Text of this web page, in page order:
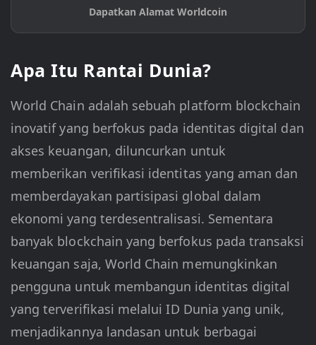
Dapatkan Alamat Worldcoin
Apa Itu Rantai Dunia?
World Chain adalah sebuah platform blockchain
inovatif yang berfokus pada identitas digital dan
akses keuangan, diluncurkan untuk
memberikan verifikasi identitas yang aman dan
memberdayakan partisipasi global dalam
ekonomi yang terdesentralisasi. Sementara
banyak blockchain yang berfokus pada transaksi
keuangan saja, World Chain memungkinkan
pengguna untuk membangun identitas digital
yang terverifikasi melalui ID Dunia yang unik,
menjadikannya landasan untuk berbagai